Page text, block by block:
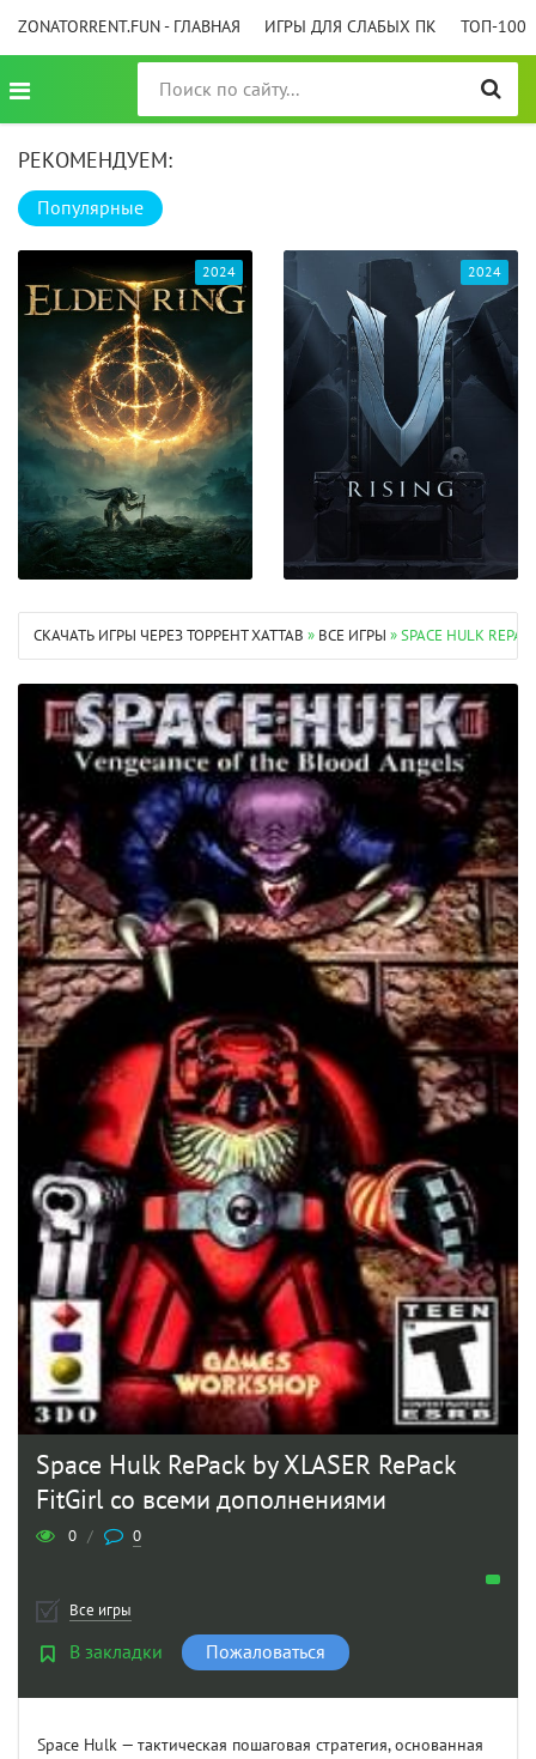
ZONATORRENT.FUN - ГЛАВНАЯ ИГРЫ ДЛЯ СЛАБЫХ ПК ТОП-100
РЕКОМЕНДУЕМ:
Популярные
2024 2024
СКАЧАТЬ ИГРЫ ЧЕРЕЗ ТОРРЕНТ XATTAB » ВСЕ ИГРЫ » SPACE HULK
Space Hulk RePack by XLASER RePack
FitGirl со всеми дополнениями
0 / 0
Все игры
В закладки Пожаловаться
Space Hulk — тактическая пошаговая стратегия, основанная